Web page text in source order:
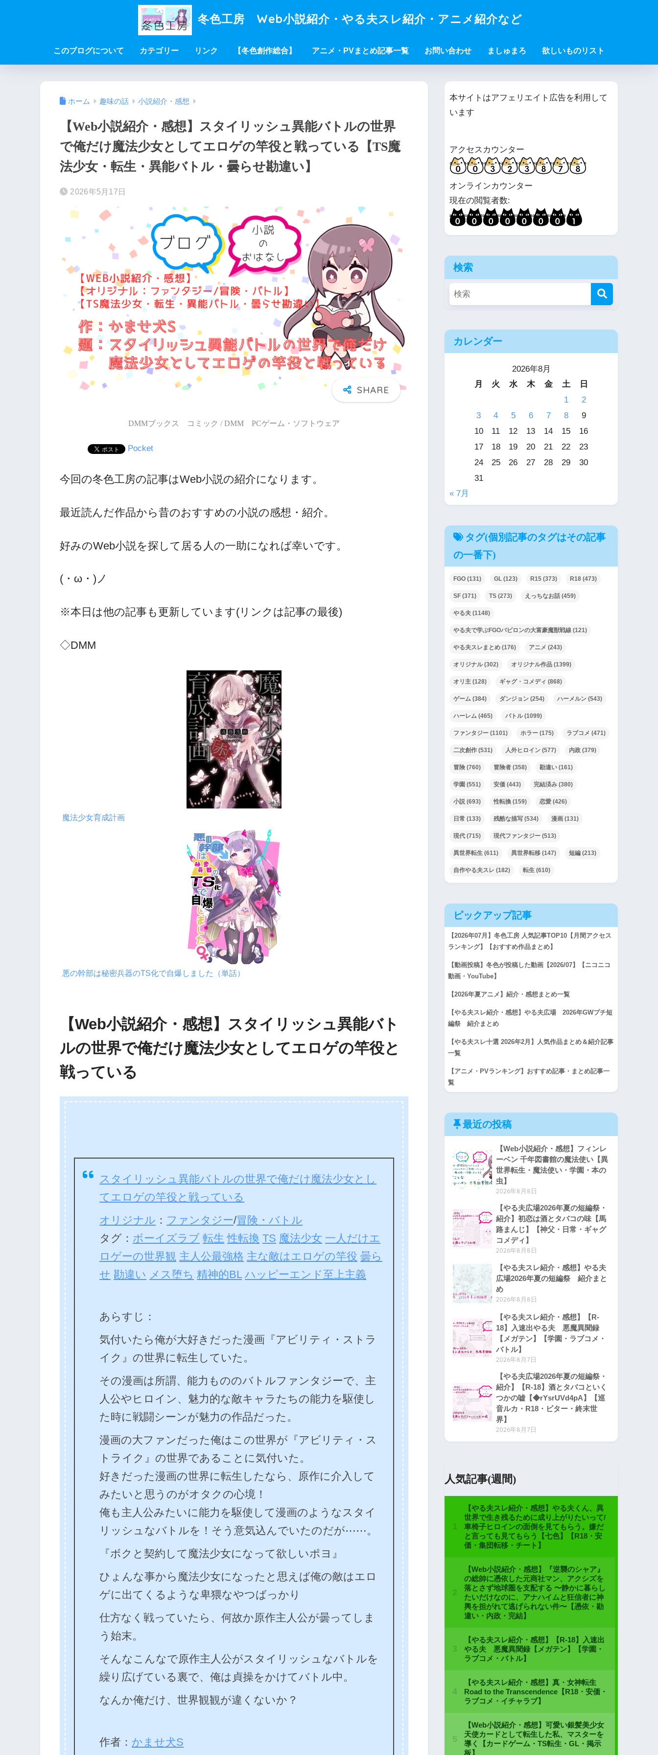
冬色工房 Web小説紹介・やる夫スレ紹介・アニメ紹介など
このブログについて カテゴリー リンク 【冬色創作総合】 アニメ・PVまとめ記事一覧 お問い合わせ ましゅまろ 欲しいものリスト
ホーム 趣味の話 小説紹介・感想
【Web小説紹介・感想】スタイリッシュ異能バトルの世界
で俺だけ魔法少女としてエロゲの竿役と戦っている【TS魔
法少女・転生・異能バトル・曇らせ勘違い】
2026年5月17日
DMMブックス コミック / DMM PCゲーム・ソフトウェア
Pocket
今回の冬色工房の記事はWeb小説の紹介になります。
最近読んだ作品から昔のおすすめの小説の感想・紹介。
好みのWeb小説を探して居る人の一助になれば幸いです。
(・ω・)ノ
※本日は他の記事も更新しています(リンクは記事の最後)
◇DMM
魔法少女育成計画
悪の幹部は秘密兵器のTS化で自爆しました（単話）
【Web小説紹介・感想】スタイリッシュ異能バト
ルの世界で俺だけ魔法少女としてエロゲの竿役と
戦っている
スタイリッシュ異能バトルの世界で俺だけ魔法少女とし
てエロゲの竿役と戦っている
オリジナル ： ファンタジー/冒険・バトル
タグ： ボーイズラブ 転生 性転換 TS 魔法少女 一人だけエ
ロゲーの世界観 主人公最強格 主な敵はエロゲの竿役 曇ら
せ 勘違い メス堕ち 精神的BL ハッピーエンド至上主義
あらすじ：
気付いたら俺が大好きだった漫画『アビリティ・ストラ
イク』の世界に転生していた。
その漫画は所謂、能力もののバトルファンタジーで、主
人公やヒロイン、魅力的な敵キャラたちの能力を駆使し
た時に戦闘シーンが魅力の作品だった。
漫画の大ファンだった俺はこの世界が『アビリティ・ス
トライク』の世界であることに気付いた。
好きだった漫画の世界に転生したなら、原作に介入して
みたいと思うのがオタクの心境！
俺も主人公みたいに能力を駆使して漫画のようなスタイ
リッシュなバトルを！そう意気込んでいたのだが⋯⋯。
『ボクと契約して魔法少女になって欲しいポヨ』
ひょんな事から魔法少女になったと思えば俺の敵はエロ
ゲに出てくるような卑猥なやつばっかり
仕方なく戦っていたら、何故か原作主人公が曇ってしま
う始末。
そんなこんなで原作主人公がスタイリッシュなバトルを
繰り広げている裏で、俺は貞操をかけてバトル中。
なんか俺だけ、世界観観が違くないか？
作者： かませ犬S
本サイトはアフェリエイト広告を利用して
います
アクセスカウンター
オンラインカウンター
現在の閲覧者数:
検索
カレンダー
2026年8月
月
火 水 木 金 土
日
1
2
3
4 5 6 7 8
9
10
11 12 13 14 15
16
17
18 19 20 21 22
23
24
25 26 27 28 29
30
31
« 7月
タグ(個別記事のタグはその記事
の一番下)
FGO (131) GL (123) R15 (373) R18 (473)
SF (371) TS (273) えっちなお話 (459)
やる夫 (1148)
やる夫で学ぶFGOバビロンの大富豪魔獣戦線 (121)
やる夫スレまとめ (176) アニメ (243)
オリジナル(302) オリジナル作品 (1399)
オリ主 (128) ギャグ・コメディ (868)
ゲーム (384) ダンジョン (254) ハーメルン (543)
ハーレム (465) バトル(1099)
ファンタジー (1101) ホラー (175) ラブコメ (471)
二次創作 (531) 人外ヒロイン (577) 内政 (379)
冒険 (760) 冒険者 (358) 勘違い (161)
学園 (551) 安価 (443) 完結済み (380)
小説(693) 性転換 (159) 恋愛 (426)
日常 (133) 残酷な描写 (534) 漫画 (131)
現代 (715) 現代ファンタジー (513)
異世界転生 (611) 異世界転移 (147) 短編 (213)
自作やる夫スレ (182) 転生 (610)
ピックアップ記事
【2026年07月】冬色工房 人気記事TOP10【月間アクセス
ランキング】【おすすめ作品まとめ】
【動画投稿】冬色が投稿した動画【2026/07】【ニコニコ
動画・YouTube】
【2026年夏アニメ】紹介・感想まとめ一覧
【やる夫スレ紹介・感想】やる夫広場 2026年GWプチ短
編祭 紹介まとめ
【やる夫スレ十選 2026年2月】人気作品まとめ＆紹介記事
一覧
【アニメ・PVランキング】おすすめ記事・まとめ記事一
覧
最近の投稿
【Web小説紹介・感想】フィンレ
ーベン 千年図書館の魔法使い【異
世界転生・魔法使い・学園・本の
虫】
2026年8月8日
【やる夫広場2026年夏の短編祭・
紹介】初恋は酒とタバコの味【馬
路まんじ】【神父・日常・ギャグ
コメディ】
2026年8月8日
【やる夫スレ紹介・感想】やる夫
広場2026年夏の短編祭 紹介まと
め
2026年8月8日
【やる夫スレ紹介・感想】【R-
18】入速出やる夫 悪魔異聞録
【メガテン】【学園・ラブコメ・
バトル】
2026年8月7日
【やる夫広場2026年夏の短編祭・
紹介】【R-18】酒とタバコといく
つかの嘘【◆rYsrUVd4pA】【巡
音ルカ・R18・ビター・終末世
界】
2026年8月7日
人気記事(週間)